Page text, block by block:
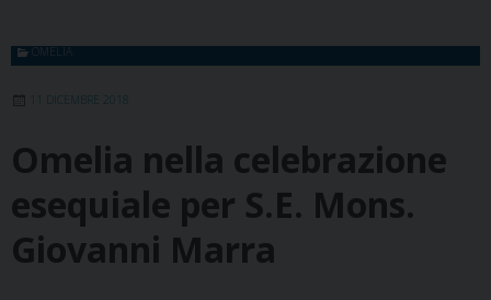
OMELIA
11 DICEMBRE 2018
Omelia nella celebrazione
esequiale per S.E. Mons.
Giovanni Marra